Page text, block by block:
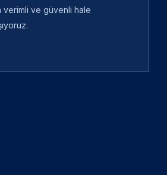
verimli ve güvenli hale